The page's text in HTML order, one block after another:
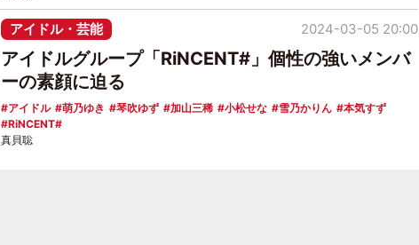
アイドル・芸能
アイドルグループ「RiNCENT#」個性の強いメンバ
ーの素顔に迫る
アイドル 萌乃ゆき 琴吹ゆず 加山三稀 小松せな 雪乃かりん
本気すず
RiNCENT#
2024-03-05 20:00
真貝聡